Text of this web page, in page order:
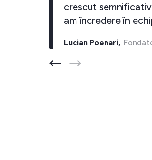
crescut
am încredere
Lucian Poenari,